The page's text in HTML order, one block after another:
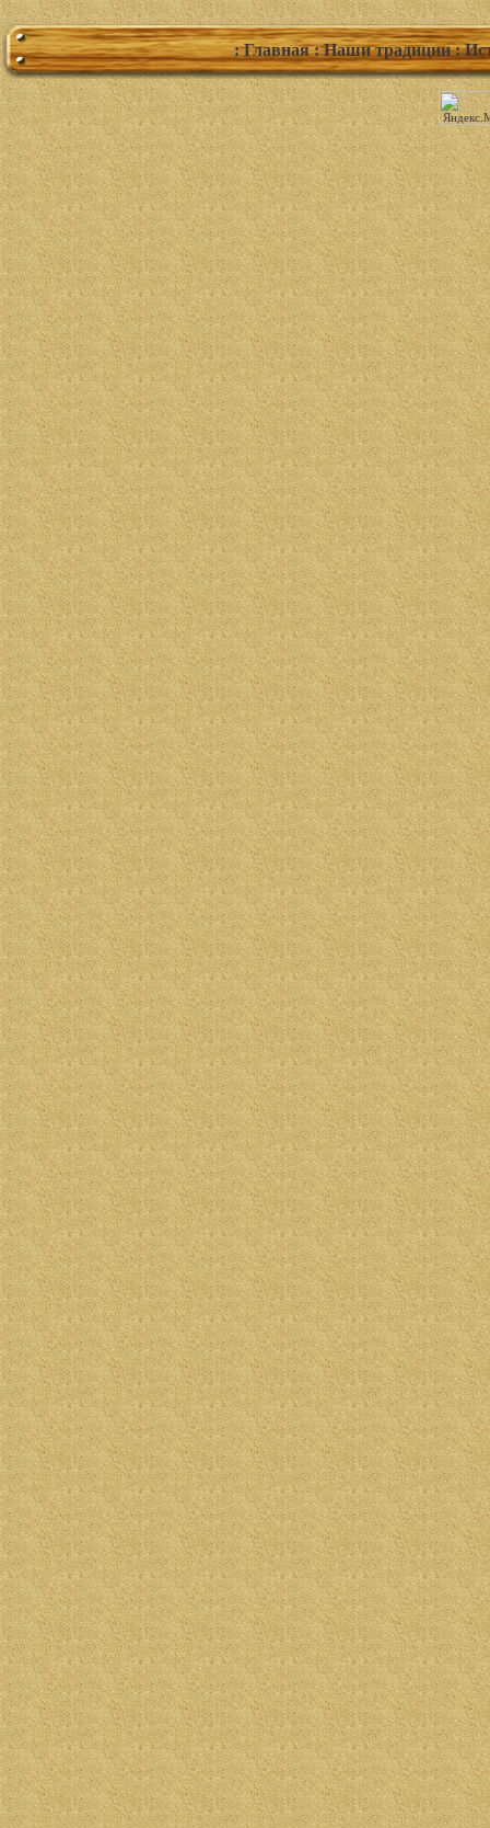
: Главная : Наши традиции :